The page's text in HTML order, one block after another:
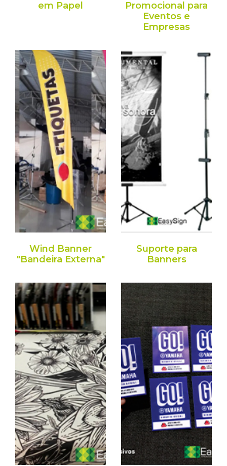
em Papel
Promocional para
Eventos e
Empresas
Wind Banner
"Bandeira Externa"
Suporte para
Banners